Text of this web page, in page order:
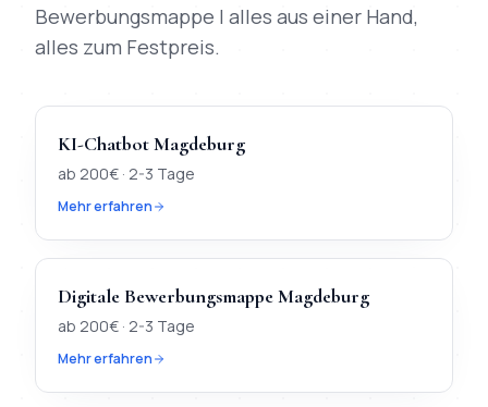
Bewerbungsmappe | alles aus einer Hand,
alles zum Festpreis.
KI-ChatbotMagdeburg
ab 200€ · 2-3 Tage
Mehr erfahren
Digitale BewerbungsmappeMagdeburg
ab 200€ · 2-3 Tage
Mehr erfahren